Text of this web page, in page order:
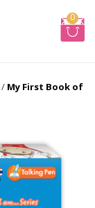
0
/ My First Book of